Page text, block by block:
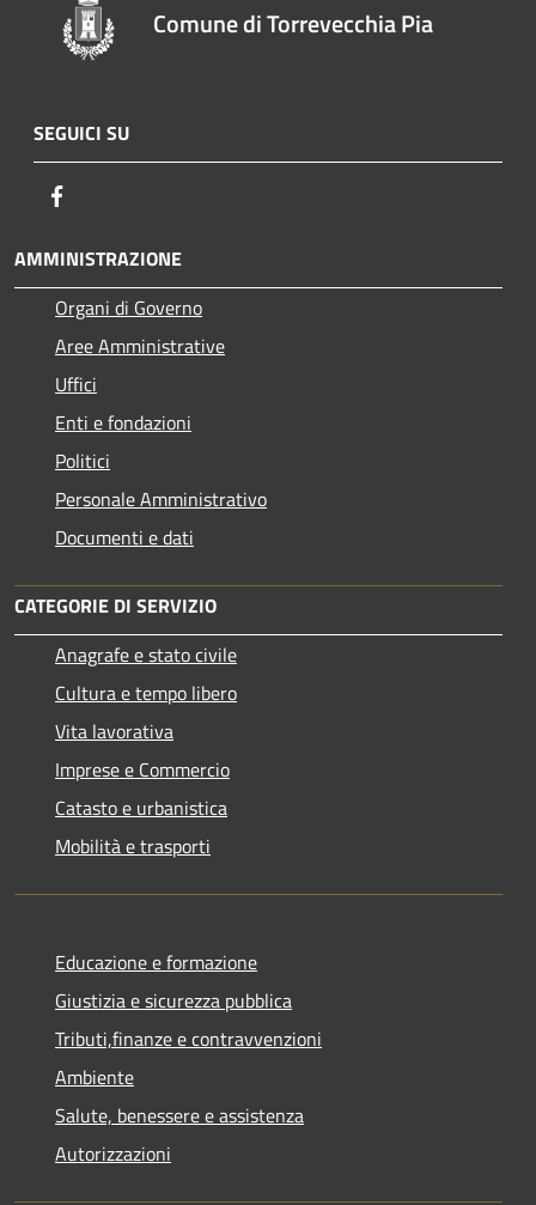
Comune di Torrevecchia Pia
SEGUICI SU
AMMINISTRAZIONE
Organi di Governo
Aree Amministrative
Uffici
Enti e fondazioni
Politici
Personale Amministrativo
Documenti e dati
CATEGORIE DI SERVIZIO
Anagrafe e stato civile
Cultura e tempo libero
Vita lavorativa
Imprese e Commercio
Catasto e urbanistica
Mobilità e trasporti
Educazione e formazione
Giustizia e sicurezza pubblica
Tributi,finanze e contravvenzioni
Ambiente
Salute, benessere e assistenza
Autorizzazioni